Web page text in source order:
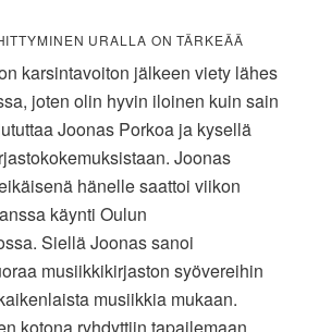
URALLA ON TÄRKEÄÄ
karsintavoiton jälkeen viety lähes
joten olin hyvin iloinen kuin sain
Joonas Porkoa ja kysellä
Joonas
hänelle saattoi viikon
käynti Oulun
Siellä Joonas sanoi
musiikkikirjaston syövereihin
musiikkia mukaan.